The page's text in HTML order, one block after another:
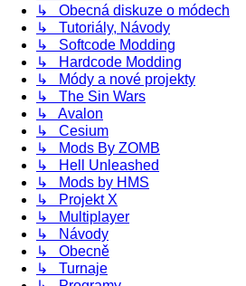
↳ Obecná diskuze o módech
↳ Tutoriály, Návody
↳ Softcode Modding
↳ Hardcode Modding
↳ Módy a nové projekty
↳ The Sin Wars
↳ Avalon
↳ Cesium
↳ Mods By ZOMB
↳ Hell Unleashed
↳ Mods by HMS
↳ Projekt X
↳ Multiplayer
↳ Návody
↳ Obecně
↳ Turnaje